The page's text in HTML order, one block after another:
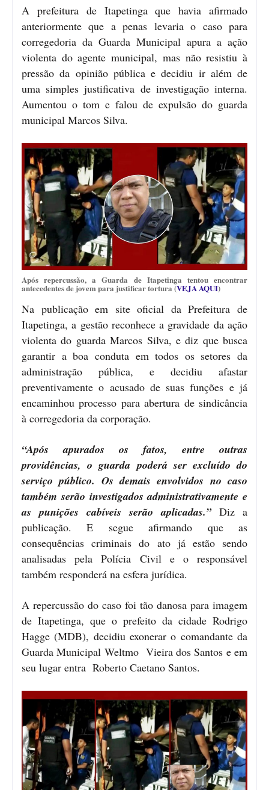
A prefeitura de Itapetinga que havia afirmado
anteriormente que a penas levaria o caso para
corregedoria da Guarda Municipal apura a ação
violenta do agente municipal, mas não resistiu à
pressão da opinião pública e decidiu ir além de
uma simples justificativa de investigação interna.
Aumentou o tom e falou de expulsão do guarda
municipal Marcos Silva.
Após repercussão, a Guarda de Itapetinga tentou encontrar
antecedentes de jovem para justificar tortura (VEJA AQUI)
Na publicação em site oficial da Prefeitura de
Itapetinga, a gestão reconhece a gravidade da ação
violenta do guarda Marcos Silva, e diz que busca
garantir a boa conduta em todos os setores da
administração pública, e decidiu afastar
preventivamente o acusado de suas funções e já
encaminhou processo para abertura de sindicância
à corregedoria da corporação.
“Após apurados os fatos, entre outras
providências, o guarda poderá ser excluído do
serviço público. Os demais envolvidos no caso
também serão investigados administrativamente e
as punições cabíveis serão aplicadas.”Diz a
publicação. E segue afirmando que as
consequências criminais do ato já estão sendo
analisadas pela Polícia Civil e o responsável
também responderá na esfera jurídica.
A repercussão do caso foi tão danosa para imagem
de Itapetinga, que o prefeito da cidade Rodrigo
Hagge (MDB), decidiu exonerar o comandante da
Guarda Municipal Weltmo Vieira dos Santos e em
seu lugar entra Roberto Caetano Santos.